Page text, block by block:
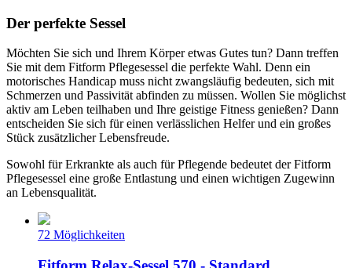
Der perfekte Sessel
Möchten Sie sich und Ihrem Körper etwas Gutes tun? Dann treffen
Sie mit dem Fitform Pflegesessel die perfekte Wahl. Denn ein
motorisches Handicap muss nicht zwangsläufig bedeuten, sich mit
Schmerzen und Passivität abfinden zu müssen. Wollen Sie möglichst
aktiv am Leben teilhaben und Ihre geistige Fitness genießen? Dann
entscheiden Sie sich für einen verlässlichen Helfer und ein großes
Stück zusätzlicher Lebensfreude.
Sowohl für Erkrankte als auch für Pflegende bedeutet der Fitform
Pflegesessel eine große Entlastung und einen wichtigen Zugewinn
an Lebensqualität.
72 Möglichkeiten